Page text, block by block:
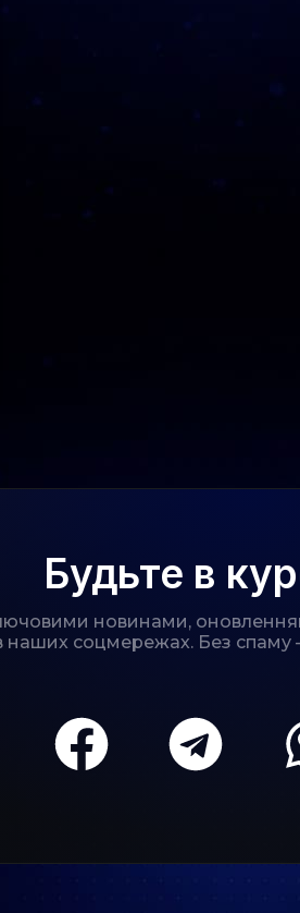
Будьте в
новинами,
наших соцмережах. Без спаму